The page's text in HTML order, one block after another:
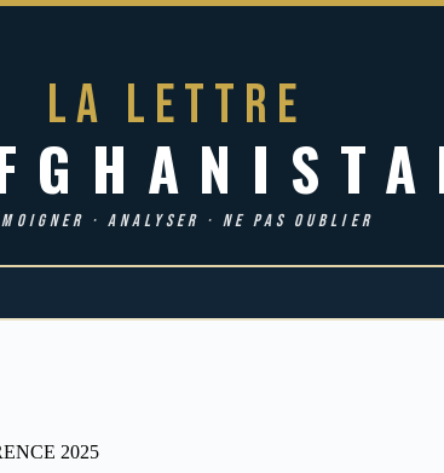
LA LETTRE
· ANALYSER · NE PAS OUBLIER
2025